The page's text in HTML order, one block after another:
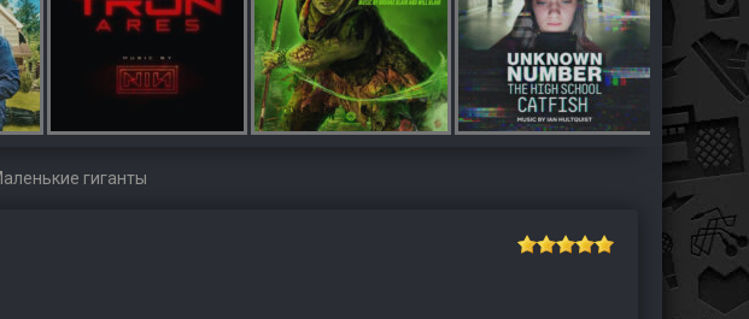
гиганты